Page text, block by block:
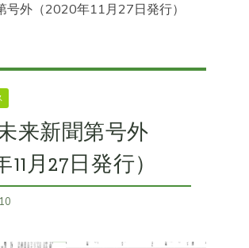
号外（2020年11月27日発行）
来新聞第号外
11月27日発行）